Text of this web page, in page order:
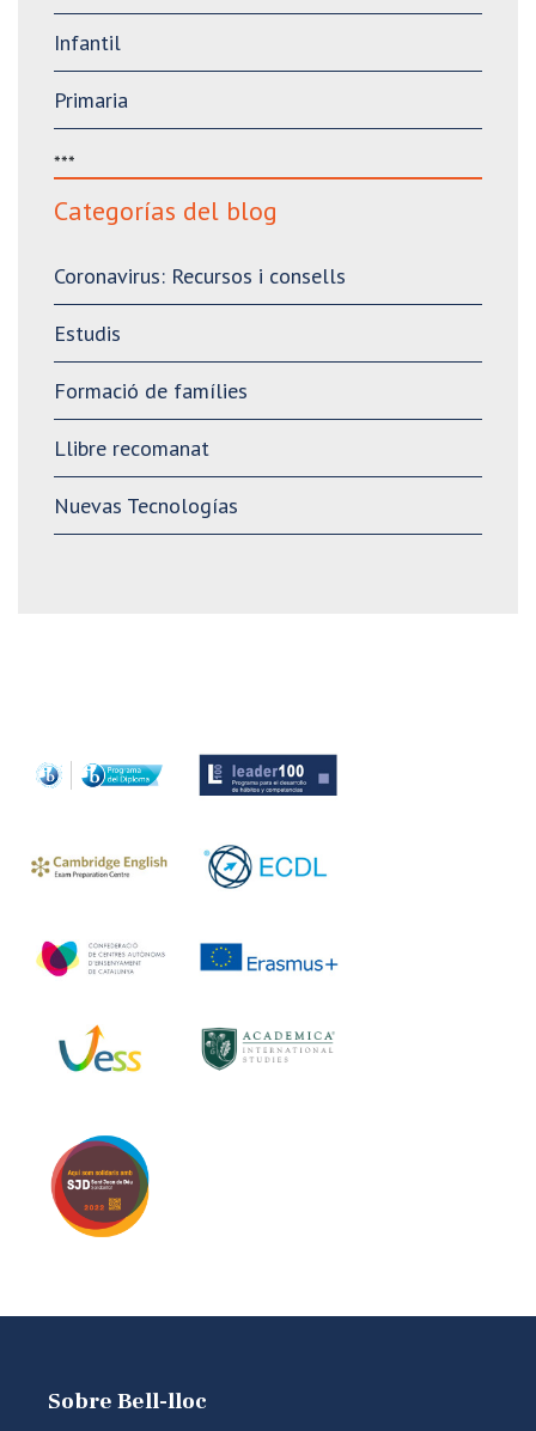
Infantil
Primaria
***
Categorías del blog
Coronavirus: Recursos i consells
Estudis
Formació de famílies
Llibre recomanat
Nuevas Tecnologías
Sobre Bell-lloc